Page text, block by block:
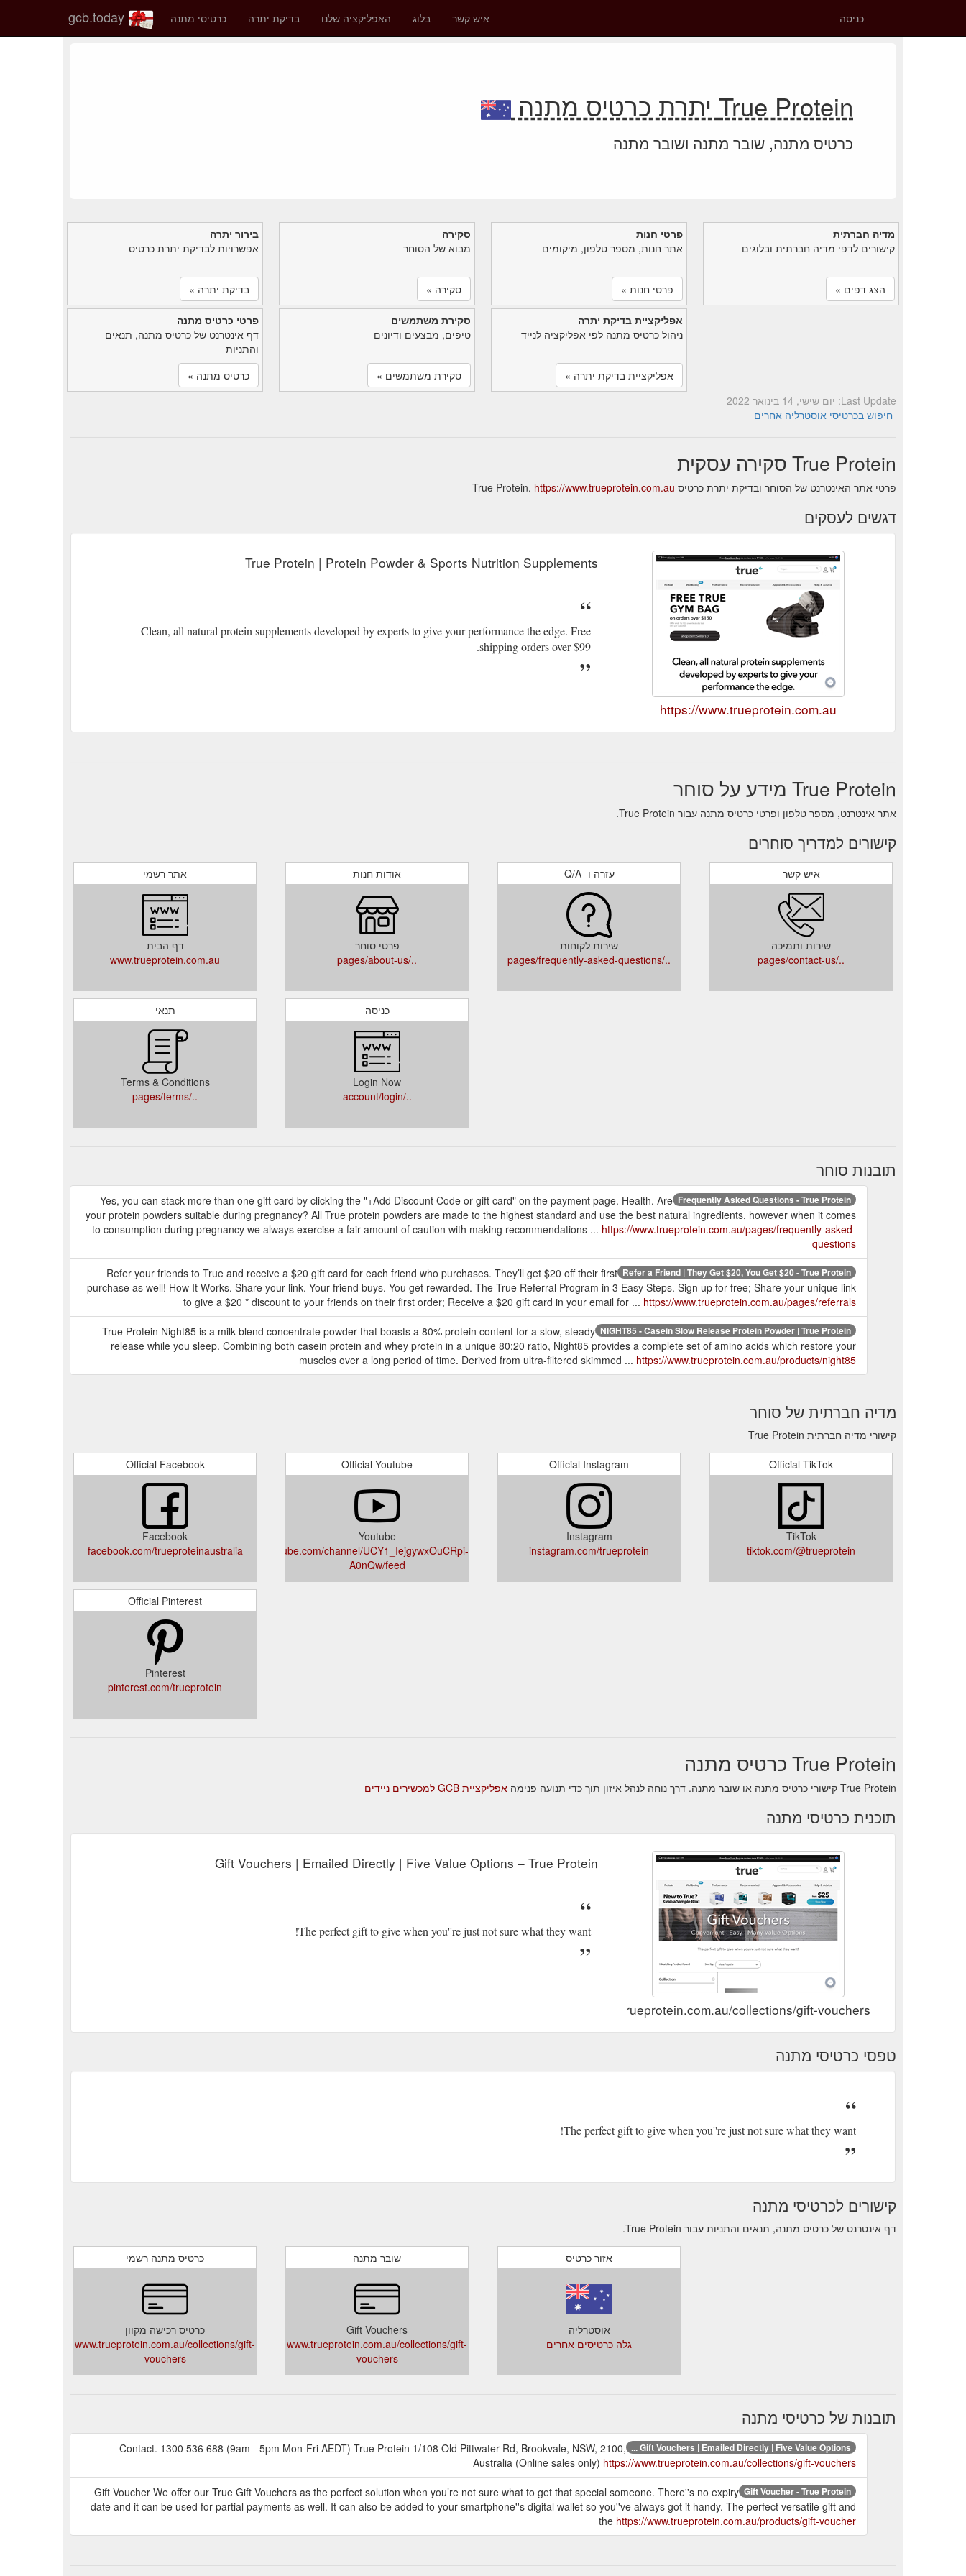
כרטיסי מתנה בדיקת יתרה האפליקציה שלנו בלוג איש קשר כניסה
True Protein יתרת כרטיס מתנה
כרטיס מתנה, שובר מתנה ושובר מתנה
בירור יתרה
אפשרויות לבדיקת יתרת כרטיס
בדיקת יתרה »
סקירה
מבוא של הסוחר
סקירה »
פרטי חנות
אתר חנות, מספר טלפון, מיקומים
פרטי חנות »
מדיה חברתית
קישורים לדפי מדיה חברתית ובלוגים
הצג דפים »
פרטי כרטיס מתנה
דף אינטרנט של כרטיס מתנה, תנאים
והתניות
כרטיס מתנה »
סקירת משתמשים
טיפים, מבצעים ודיונים
סקירת משתמשים »
אפליקציית בדיקת יתרה
ניהול כרטיס מתנה לפי אפליקציה לנייד
אפליקציית בדיקת יתרה »
Last Update: יום שישי, 14 בינואר 2022
חיפוש בכרטיסי אוסטרליה אחרים
True Protein סקירה עסקית
פרטי אתר האינטרנט של הסוחר ובדיקת יתרת כרטיס True Protein. https://www.trueprotein.com.au
דגשים לעסקים
True Protein | Protein Powder & Sports Nutrition Supplements
Clean, all natural protein supplements developed by experts to give your performance the edge. Free
shipping orders over $99.
https://www.trueprotein.com.au
True Protein מידע על סוחר
אתר אינטרנט, מספר טלפון ופרטי כרטיס מתנה עבור True Protein.
קישורים למדריך סוחרים
אתר רשמי
דף הבית
www.trueprotein.com.au
אודות חנות
פרטי סוחר
../pages/about-us
עזרה ו- Q/A
שירות לקוחות
../pages/frequently-asked-questions
איש קשר
שירות ותמיכה
../pages/contact-us
תנאי
Terms & Conditions
../pages/terms
כניסה
Login Now
../account/login
תובנות סוחר
Frequently Asked Questions - True Protein
Yes, you can stack more than one gift card by clicking the "+Add Discount Code or gift card" on the payment page. Health. Are
your protein powders suitable during pregnancy? All True protein powders are made to the highest standard and use the best natural ingredients, however when it comes
to consumption during pregnancy we always exercise a fair amount of caution with making recommendations ... https://www.trueprotein.com.au/pages/frequently-asked-
questions
Refer a Friend | They Get $20, You Get $20 - True Protein
Refer your friends to True and receive a $20 gift card for each friend who purchases. They’ll get $20 off their first
purchase as well! How It Works. Share your link. Your friend buys. You get rewarded. The True Referral Program in 3 Easy Steps. Sign up for free; Share your unique link
to give a $20 * discount to your friends on their first order; Receive a $20 gift card in your email for ... https://www.trueprotein.com.au/pages/referrals
NIGHT85 - Casein Slow Release Protein Powder | True Protein
True Protein Night85 is a milk blend concentrate powder that boasts a 80% protein content for a slow, steady
release while you sleep. Combining both casein protein and whey protein in a unique 80:20 ratio, Night85 provides a complete set of amino acids which restore your
muscles over a long period of time. Derived from ultra-filtered skimmed ... https://www.trueprotein.com.au/products/night85
מדיה חברתית של סוחר
קישורי מדיה חברתית True Protein
Official Facebook
Facebook
facebook.com/trueproteinaustralia
Official Youtube
Youtube
youtube.com/channel/UCY1_IejgywxOuCRpi-
A0nQw/feed
Official Instagram
Instagram
instagram.com/trueprotein
Official TikTok
TikTok
tiktok.com/@trueprotein
Official Pinterest
Pinterest
pinterest.com/trueprotein
True Protein כרטיס מתנה
True Protein קישורי כרטיס מתנה או שובר מתנה. דרך נוחה לנהל איזון תוך כדי תנועה פנימה אפליקציית GCB למכשירים ניידים
תוכנית כרטיסי מתנה
Gift Vouchers | Emailed Directly | Five Value Options – True Protein
The perfect gift to give when you''re just not sure what they want!
https://www.trueprotein.com.au/collections/gift-vouchers
טפסי כרטיסי מתנה
The perfect gift to give when you''re just not sure what they want!
קישורים לכרטיסי מתנה
דף אינטרנט של כרטיס מתנה, תנאים והתניות עבור True Protein.
כרטיס מתנה רשמי
כרטיס רכישה מקוון
www.trueprotein.com.au/collections/gift-
vouchers
שובר מתנה
Gift Vouchers
www.trueprotein.com.au/collections/gift-
vouchers
אזור כרטיס
אוסטרליה
גלה כרטיסים אחרים
תובנות של כרטיסי מתנה
Gift Vouchers | Emailed Directly | Five Value Options ...
Contact. 1300 536 688 (9am - 5pm Mon-Fri AEDT) True Protein 1/108 Old Pittwater Rd, Brookvale, NSW, 2100,
Australia (Online sales only) https://www.trueprotein.com.au/collections/gift-vouchers
Gift Voucher - True Protein
Gift Voucher We offer our True Gift Vouchers as the perfect solution when you’re not sure what to get that special someone. There''s no expiry
date and it can be used for partial payments as well. It can also be added to your smartphone''s digital wallet so you''ve always got it handy. The perfect versatile gift and
the https://www.trueprotein.com.au/products/gift-voucher